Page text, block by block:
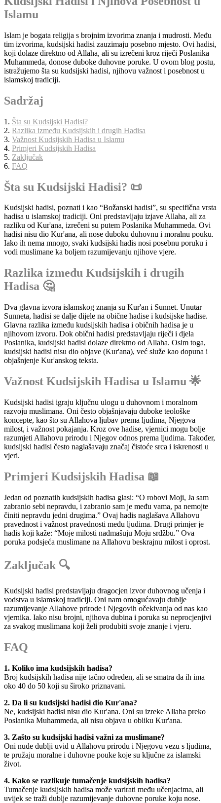
Islamu
Islam je bogata religija s brojnim izvorima znanja i mudrosti. Među
tim izvorima, kudsijski hadisi zauzimaju posebno mjesto. Ovi hadisi,
koji dolaze direktno od Allaha, ali su izrečeni kroz riječi Poslanika
Muhammeda, donose duboke duhovne poruke. U ovom blog postu,
istražujemo šta su kudsijski hadisi, njihovu važnost i posebnost u
islamskoj tradiciji.
Sadržaj
1. Šta su Kudsijski Hadisi?
2. Razlika između Kudsijskih i drugih Hadisa
3. Važnost Kudsijskih Hadisa u Islamu
4. Primjeri Kudsijskih Hadisa
5. Zaključak
6. FAQ
Šta su Kudsijski Hadisi? 📜
Kudsijski hadisi, poznati i kao “Božanski hadisi”, su specifična vrsta
hadisa u islamskoj tradiciji. Oni predstavljaju izjave Allaha, ali za
razliku od Kur'ana, izrečeni su putem Poslanika Muhammeda. Ovi
hadisi nisu dio Kur'ana, ali nose duboku duhovnu i moralnu pouku.
Iako ih nema mnogo, svaki kudsijski hadis nosi posebnu poruku i
vodi muslimane ka boljem razumijevanju njihove vjere.
Razlika između Kudsijskih i drugih
Hadisa 🤔
Dva glavna izvora islamskog znanja su Kur'an i Sunnet. Unutar
Sunneta, hadisi se dalje dijele na obične hadise i kudsijske hadise.
Glavna razlika između kudsijskih hadisa i običnih hadisa je u
njihovom izvoru. Dok obični hadisi predstavljaju riječi i djela
Poslanika, kudsijski hadisi dolaze direktno od Allaha. Osim toga,
kudsijski hadisi nisu dio objave (Kur'ana), već služe kao dopuna i
objašnjenje Kur'anskog teksta.
Važnost Kudsijskih Hadisa u Islamu 🌟
Kudsijski hadisi igraju ključnu ulogu u duhovnom i moralnom
razvoju muslimana. Oni često objašnjavaju duboke teološke
koncepte, kao što su Allahova ljubav prema ljudima, Njegova
milost, i važnost pokajanja. Kroz ove hadise, vjernici mogu bolje
razumjeti Allahovu prirodu i Njegov odnos prema ljudima. Također,
kudsijski hadisi često naglašavaju značaj čistoće srca i iskrenosti u
vjeri.
Primjeri Kudsijskih Hadisa 📖
Jedan od poznatih kudsijskih hadisa glasi: “O robovi Moji, Ja sam
zabranio sebi nepravdu, i zabranio sam je među vama, pa nemojte
činiti nepravdu jedni drugima.” Ovaj hadis naglašava Allahovu
pravednost i važnost pravednosti među ljudima. Drugi primjer je
hadis koji kaže: “Moje milosti nadmašuju Moju srdžbu.” Ova
poruka podsjeća muslimane na Allahovu beskrajnu milost i oprost.
Zaključak 🔍
Kudsijski hadisi predstavljaju dragocjen izvor duhovnog učenja i
vodstva u islamskoj tradiciji. Oni nam omogućavaju dublje
razumijevanje Allahove prirode i Njegovih očekivanja od nas kao
vjernika. Iako nisu brojni, njihova dubina i poruka su neprocjenjivi
za svakog muslimana koji želi produbiti svoje znanje i vjeru.
FAQ
1. Koliko ima kudsijskih hadisa?
Broj kudsijskih hadisa nije tačno određen, ali se smatra da ih ima
oko 40 do 50 koji su široko priznavani.
2. Da li su kudsijski hadisi dio Kur'ana?
Ne, kudsijski hadisi nisu dio Kur'ana. Oni su izreke Allaha preko
Poslanika Muhammeda, ali nisu objava u obliku Kur'ana.
3. Zašto su kudsijski hadisi važni za muslimane?
Oni nude dublji uvid u Allahovu prirodu i Njegovu vezu s ljudima,
te pružaju moralne i duhovne pouke koje su ključne za islamski
život.
4. Kako se razlikuje tumačenje kudsijskih hadisa?
Tumačenje kudsijskih hadisa može varirati među učenjacima, ali
uvijek se traži dublje razumijevanje duhovne poruke koju nose.